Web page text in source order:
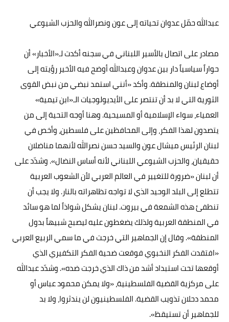
عبدالله حمّل عدوان تحياته إلى عون ونصرالله والحزب الشيوعي
مصادر على اتصال بالأسير اللبناني في سجنه أكدت لـ«الأخبار» أن
حواراً سياسياً دار بين عدوان وعبدالله أوضح فيه الأخير رؤيته إلى
أوضاع لبنان والمنطقة. وأكد «أنني استمد نبضي من نبض القوى
الثورية التي لا بد أن تنتصر على الأيديولوجيات الـ«ابن تيمية»
العمياء، سواء الإسلامية أو المسيحية. وهنا أوجه التحية إلى من
يتصدون لهذا الفكر، وإلى المحافظين على فلسطين، وأخص في
لبنان الرئيس ميشال عون والسيد حسن نصرالله لأنهما مناضلان
حقيقيان، والحزب الشيوعي اللبناني لأنه أساس النضال». وشدّد على
أن لبنان «ضرورة للتغيير في العالم العربي لأن الشعوب العربية
تتطلع إلى البلد الوحيد الذي لا تواجه تظاهراته بالنار. ولا يجب أن
تنطفئ هذه الشمعة في بيروت. لبنان يشكل شواذاً لما هو سائد
في المنطقة العربية ولذلك يضغطون عليه ليصبح شبيهاً بدول
المنطقة». وقال إن الجماهير التي خرجت في ما سمي الربيع العربي
«افتقدت الفكر النخبوي فوقعت ضحية الفكر التكفيري الذي
أوقعها تحت استبداد أشد من ذاك الذي خرجت ضده». وشدّد عبدالله
على مركزية القضية الفلسطينية، «ولا يمكن محمود عباس أو
محمد دحلان تذويب القضية. الفلسطينيون لن يندثروا، ولا بد
للجماهير أن تستيقظ».